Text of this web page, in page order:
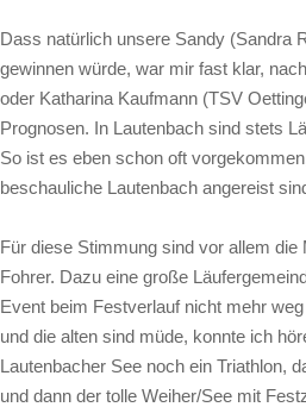
Dass natürlich unsere Sandy (Sandra
gewinnen würde, war mir fast klar,
oder Katharina Kaufmann (TSV
Prognosen. In Lautenbach sind stets
So ist es eben schon oft
beschauliche Lautenbach angereist
Für diese Stimmung sind vor allem
Fohrer. Dazu eine große
Event beim Festverlauf nicht mehr
und die alten sind müde, konnte ich
Lautenbacher See noch ein Triathlon,
und dann der tolle Weiher/See mit